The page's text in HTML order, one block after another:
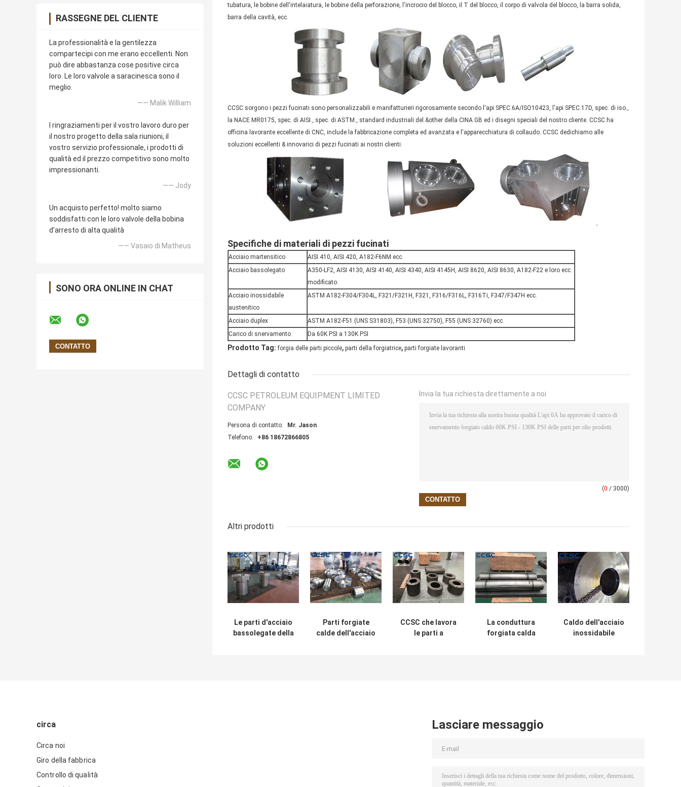
RASSEGNE DEL CLIENTE
La professionalità e la gentilezza
compartecipi con me erano eccellenti. Non
può dire abbastanza cose positive circa
loro. Le loro valvole a saracinesca sono il
meglio.
—— Malik William
I ringraziamenti per il vostro lavoro duro per
il nostro progetto della sala riunioni, il
vostro servizio professionale, i prodotti di
qualità ed il prezzo competitivo sono molto
impressionanti.
—— Jody
Un acquisto perfetto! molto siamo
soddisfatti con le loro valvole della bobina
d'arresto di alta qualità
—— Vasaio di Matheus
SONO ORA ONLINE IN CHAT
tubatura, le bobine dell'intelaiatura, le bobine della perforazione, l'incrocio del blocco, il T del blocco, il corpo di valvola del blocco, la barra solida,
barra della cavità, ecc.
CCSC sorgono i pezzi fucinati sono personalizzabili e manifatturieri rigorosamente secondo l'api SPEC.6A/ISO10423, l'api SPEC.17D, spec. di iso.,
la NACE MR0175, spec. di AISI., spec. di ASTM., standard industriali del &other della CINA GB ed i disegni speciali del nostro cliente. CCSC ha
officina lavorante eccellente di CNC, include la fabbricazione completa ed avanzata e l'apparecchiatura di collaudo. CCSC dedichiamo alle
soluzioni eccellenti & innovarici di pezzi fucinati ai nostri clienti.
Specifiche di materiali di pezzi fucinati
Acciaio martensitico
AISI 410, AISI 420, A182-F6NM ecc.
Acciaio bassolegato
A350-LF2, AISI 4130, AISI 4140, AISI 4340, AISI 4145H, AISI 8620, AISI 8630, A182-F22 e loro ecc.
modificato.
Acciaio inossidabile
austenitico
ASTM A182-F304/F304L, F321/F321H, F321, F316/F316L, F316Ti, F347/F347H ecc.
Acciaio duplex
ASTM A182-F51 (UNS S31803), F53 (UNS 32750), F55 (UNS 32760) ecc.
Carico di snervamento
Da 60K PSI a 130K PSI
Prodotto Tag: forgia delle parti piccole, parti della forgiatrice, parti forgiate lavoranti
Dettagli di contatto
CCSC PETROLEUM EQUIPMENT LIMITED
COMPANY
Persona di contatto:
Mr. Jason
Telefono:
+86 18672866805
Invia la tua richiesta direttamente a noi
(0 / 3000)
Altri prodotti
Le parti d'acciaio
bassolegate della
Parti forgiate
calde dell'acciaio
CCSC che lavora
le parti a
La conduttura
forgiata calda
Caldo dell'acciaio
inossidabile
circa
Circa noi
Giro della fabbrica
Controllo di qualità
Lasciare messaggio